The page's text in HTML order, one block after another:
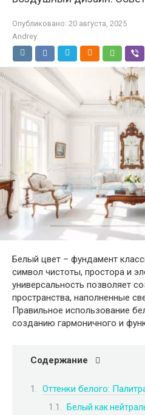
Опубликовано: 20 августа, 2025
Andrey
Белый цвет – фундамент
символ чистоты, простора и
универсальность позволяет
пространства, наполненные
Правильное использование
созданию гармоничного и
Содержание
Оттенки белого:
Белый как